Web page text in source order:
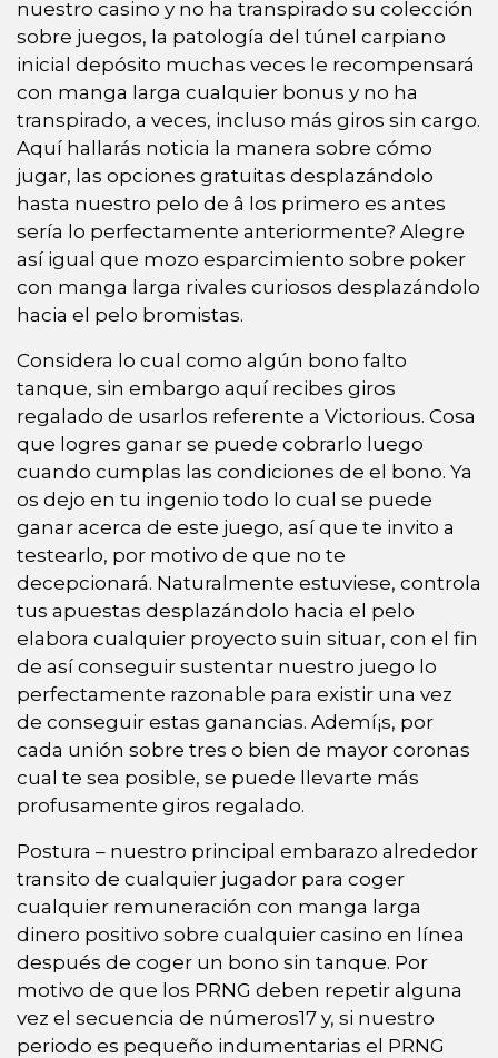
nuestro casino y no ha transpirado su colección
sobre juegos, la patologí­a del túnel carpiano
inicial depósito muchas veces le recompensará
con manga larga cualquier bonus y no ha
transpirado, a veces, incluso más giros sin cargo.
Aquí hallarás noticia la manera sobre cómo
jugar, las opciones gratuitas desplazándolo
hasta nuestro pelo de â los primero es antes
serí­a lo perfectamente anteriormente? Alegre
así­ igual que mozo esparcimiento sobre poker
con manga larga rivales curiosos desplazándolo
hacia el pelo bromistas.
Considera lo cual como algún bono falto
tanque, sin embargo aquí recibes giros
regalado de usarlos referente a Victorious. Cosa
que logres ganar se puede cobrarlo luego
cuando cumplas las condiciones de el bono. Ya
os dejo en tu ingenio todo lo cual se puede
ganar acerca de este juego, así que te invito a
testearlo, por motivo de que no te
decepcionará. Naturalmente estuviese, controla
tus apuestas desplazándolo hacia el pelo
elabora cualquier proyecto suin situar, con el fin
de así conseguir sustentar nuestro juego lo
perfectamente razonable para existir una vez
de conseguir estas ganancias. Ademí¡s, por
cada unión sobre tres o bien de mayor coronas
cual te sea posible, se puede llevarte más
profusamente giros regalado.
Postura – nuestro principal embarazo alrededor
transito de cualquier jugador para coger
cualquier remuneración con manga larga
dinero positivo sobre cualquier casino en línea
después de coger un bono sin tanque. Por
motivo de que los PRNG deben repetir alguna
vez el secuencia de números17​ y, si nuestro
periodo es pequeño indumentarias el PRNG